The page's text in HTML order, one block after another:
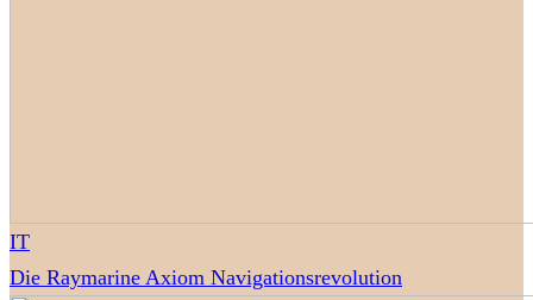
IT
Die Raymarine Axiom Navigationsrevolution